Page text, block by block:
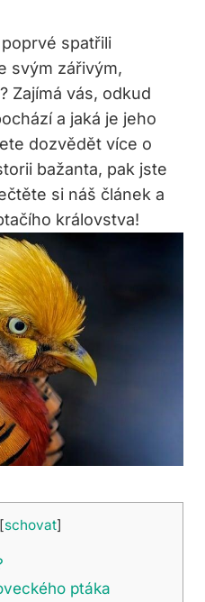
spatřili
svým zářivým,
Zajímá vás, odkud
a jaká je jeho
dozvědět více o
bažanta, pak jste
si náš článek a
královstva!
[schovat]
ptáka